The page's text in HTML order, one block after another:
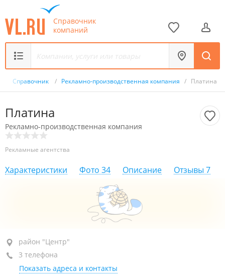
Справочник
компаний
Справочник / Рекламно-производственная компания / Платина
Платина
Рекламно-производственная компания
Рекламные агентства
Характеристики Фото 34 Описание Отзывы 7
район "Центр", ул. Муравьева-Амурского, 3
+7 (423) 230-03-02
+7 (423) 244-66-21
район "Центр"
3 телефона
Показать адреса и контакты